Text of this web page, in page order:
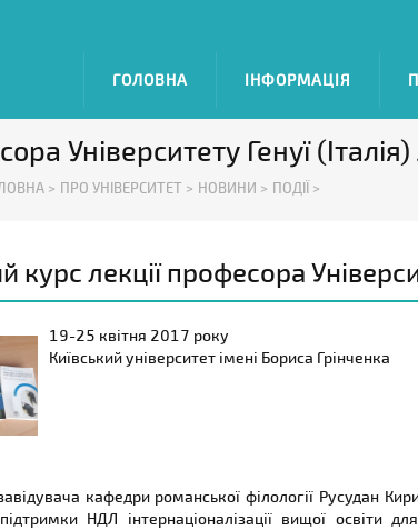
ГОЛОВНА ІНФОРМАЦІЯ
Університету Генуї
> ПРО УНІВЕРСИТЕТ > НОВИНИ > ПОДІЇ >
курс лекції професора
19-25 квітня 2017 року
Київський університет імені Бориса Грінченка
завідувача кафедри романської філології Русудан
НДЛ інтернаціоналізації вищої освіти